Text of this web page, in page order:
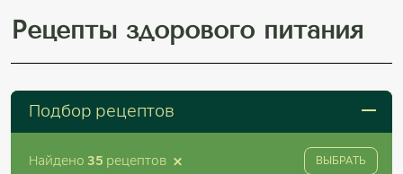
Рецепты здорового питания
Подбор рецептов
Найдено 35 рецептов × ВЫБРАТЬ